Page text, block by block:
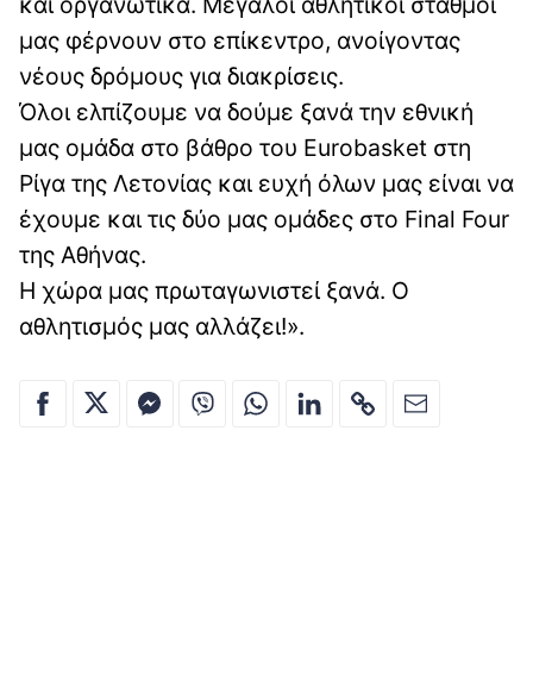
μας φέρνουν στο επίκεντρο, ανοίγοντας
νέους δρόμους για διακρίσεις.
Όλοι ελπίζουμε να δούμε ξανά την εθνική
μας ομάδα στο βάθρο του Eurobasket στη
Ρίγα της Λετονίας και ευχή όλων μας είναι να
έχουμε και τις δύο μας ομάδες στο Final Four
της Αθήνας.
Η χώρα μας πρωταγωνιστεί ξανά. Ο
αθλητισμός μας αλλάζει!».